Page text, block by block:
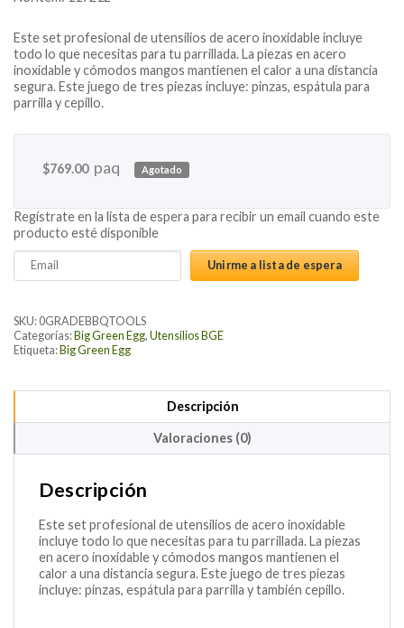
Este set profesional de utensilios de acero inoxidable incluye
todo lo que necesitas para tu parrillada. La piezas en acero
inoxidable y cómodos mangos mantienen el calor a una distancia
segura. Este juego de tres piezas incluye: pinzas, espátula para
parrilla y cepillo.
$769.00 paq Agotado
Regístrate en la lista de espera para recibir un email cuando este
producto esté disponible
Enter
your
address
to
join
waitlist
product
Unirme a lista de espera
SKU: 0GRADEBBQTOOLS
Categorías:Big Green Egg, Utensilios BGE
Etiqueta:Big Green Egg
Descripción
Valoraciones (0)
Descripción
Este set profesional de utensilios de acero inoxidable
incluye todo lo que necesitas para tu parrillada. La piezas
en acero inoxidable y cómodos mangos mantienen el
calor a una distancia segura. Este juego de tres piezas
incluye: pinzas, espátula para parrilla y también cepillo.